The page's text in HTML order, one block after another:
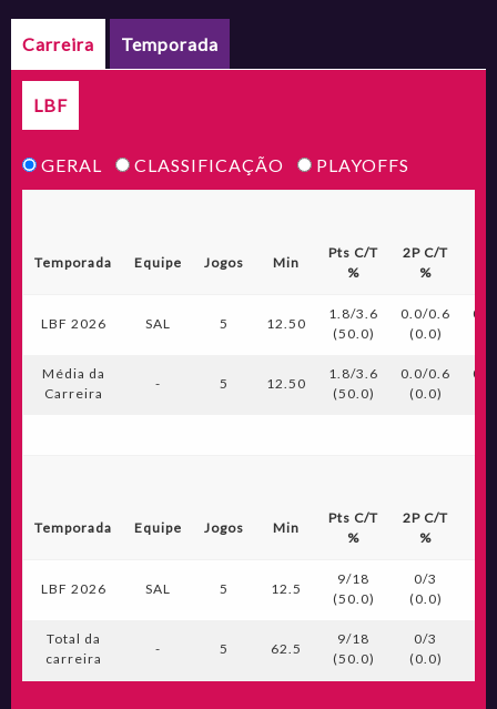
Carreira Temporada
LBF
GERAL CLASSIFICAÇÃO PLAYOFFS
Temporada Equipe Jogos Min
Pts C/T
%
2P C/T
%
LBF 2026 SAL 5 12.50
1.8/3.6
(50.0)
0.0/0.6
(0.0)
Média da
Carreira
- 5 12.50
1.8/3.6
(50.0)
0.0/0.6
(0.0)
Temporada Equipe Jogos Min
Pts C/T
%
2P C/T
%
LBF 2026 SAL 5 12.5
9/18
(50.0)
0/3
(0.0)
Total da
carreira
- 5 62.5
9/18
(50.0)
0/3
(0.0)